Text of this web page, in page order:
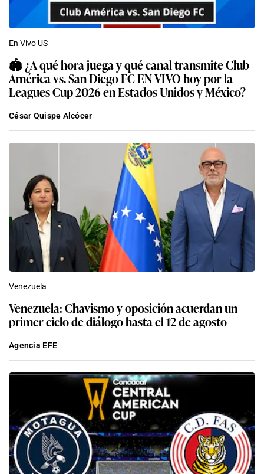
En Vivo US
🏟️ ¿A qué hora juega y qué canal transmite Club
América vs. San Diego FC EN VIVO hoy por la
Leagues Cup 2026 en Estados Unidos y México?
César Quispe Alcócer
Venezuela
Venezuela: Chavismo y oposición acuerdan un
primer ciclo de diálogo hasta el 12 de agosto
Agencia EFE